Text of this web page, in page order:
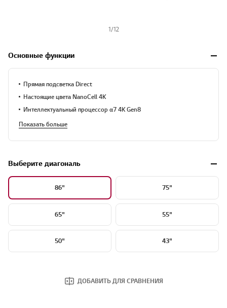
1/12
Основные функции
Прямая подсветка Direct
Настоящие цвета NanoCell 4K
Интеллектуальный процессор α7 4K Gen8
Показать больше
Выберите диагональ
86" 75"
65" 55"
50" 43"
ДОБАВИТЬ ДЛЯ СРАВНЕНИЯ